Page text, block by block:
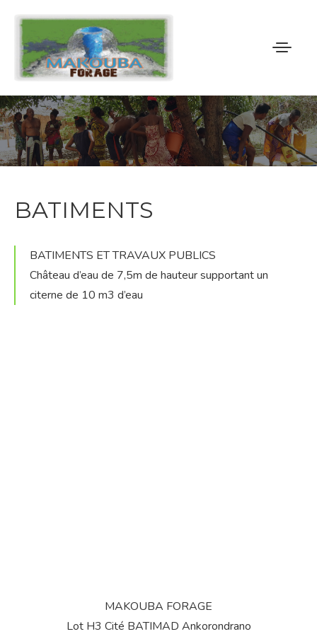
ACCUEIL
MAKOUBA FORAGE
NOS PRESTATIONS
NOUS CONTACTER
BATIMENTS
BATIMENTS ET TRAVAUX PUBLICS
Château d’eau de 7,5m de hauteur supportant un
citerne de 10 m3 d’eau
MAKOUBA FORAGE
Lot H3 Cité BATIMAD Ankorondrano